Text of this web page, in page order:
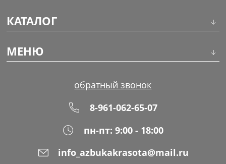
КАТАЛОГ
Макияж
МЕНЮ
Оплата
обратный звонок
8-961-062-65-07
пн-пт: 9:00 - 18:00
info_azbukakrasota@mail.ru